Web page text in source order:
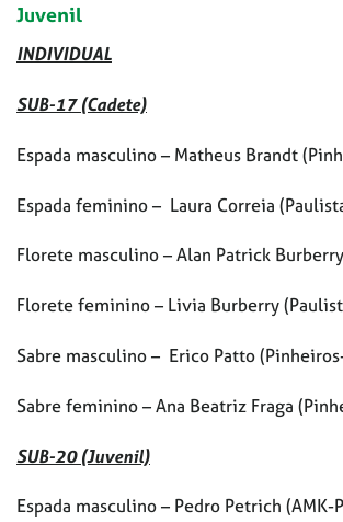
Juvenil
INDIVIDUAL
SUB-17 (Cadete)
Espada masculino – Matheus Brandt
Espada feminino – Laura Correia
Florete masculino – Alan Patrick
Florete feminino – Livia Burberry
Sabre masculino – Erico Patto
Sabre feminino – Ana Beatriz Fraga
SUB-20 (Juvenil)
Espada masculino – Pedro Petrich (AMK-